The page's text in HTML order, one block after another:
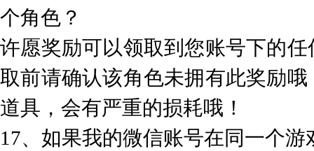
个角色？
许愿奖励可以领取到您账号下的
取前请确认该角色未拥有此奖励
道具，会有严重的损耗哦！
17、如果我的微信账号在同一个